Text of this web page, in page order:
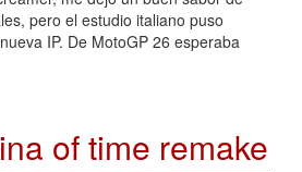
pero el estudio italiano puso
IP. De MotoGP 26 esperaba
of time remake